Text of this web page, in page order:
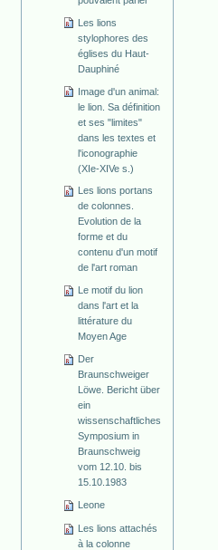
Les lions
stylophores des
églises du Haut-
Dauphiné
Image d'un animal:
le lion. Sa définition
et ses "limites"
dans les textes et
l'iconographie
(XIe-XIVe s.)
Les lions portans
de colonnes.
Evolution de la
forme et du
contenu d'un motif
de l'art roman
Le motif du lion
dans l'art et la
littérature du
Moyen Age
Der
Braunschweiger
Löwe. Bericht über
ein
wissenschaftliches
Symposium in
Braunschweig
vom 12.10. bis
15.10.1983
Leone
Les lions attachés
à la colonne